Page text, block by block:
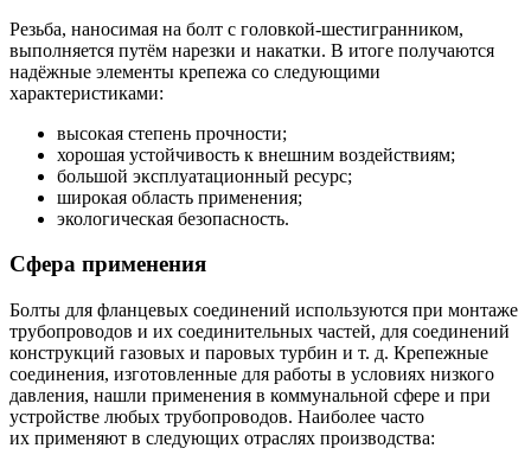
Резьба, наносимая на болт с головкой-шестигранником,
выполняется путём нарезки и накатки. В итоге получаются
надёжные элементы крепежа со следующими
характеристиками:
высокая степень прочности;
хорошая устойчивость к внешним воздействиям;
большой эксплуатационный ресурс;
широкая область применения;
экологическая безопасность.
Сфера применения
Болты для фланцевых соединений используются при монтаже
трубопроводов и их соединительных частей, для соединений
конструкций газовых и паровых турбин и т. д. Крепежные
соединения, изготовленные для работы в условиях низкого
давления, нашли применения в коммунальной сфере и при
устройстве любых трубопроводов. Наиболее часто
их применяют в следующих отраслях производства: